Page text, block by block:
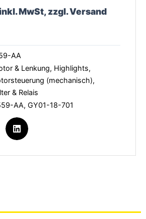
MwSt, zzgl. Versand
AA
& Lenkung, Highlights,
(mechanisch),
& Relais
AA, GY01-18-701